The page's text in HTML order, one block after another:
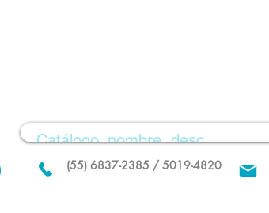
(55) 6837-2385 / 5019-4820